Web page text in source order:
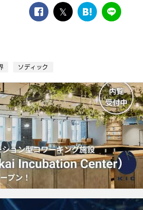
facebook
twitter
は
ー
ク
LINE
ソディック